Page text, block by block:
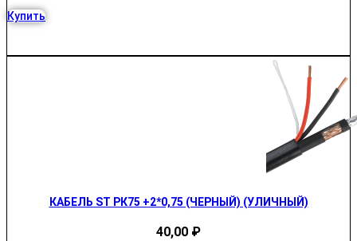
Купить
КАБЕЛЬ ST РК75 +2*0,75 (ЧЕРНЫЙ) (УЛИЧНЫЙ)
40,00 ₽